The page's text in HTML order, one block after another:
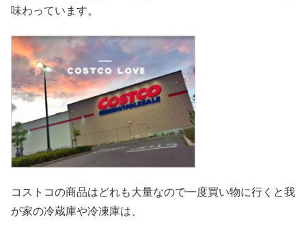
味わっています。
コストコの商品はどれも大量なので一度買い物に行くと我
が家の冷蔵庫や冷凍庫は、